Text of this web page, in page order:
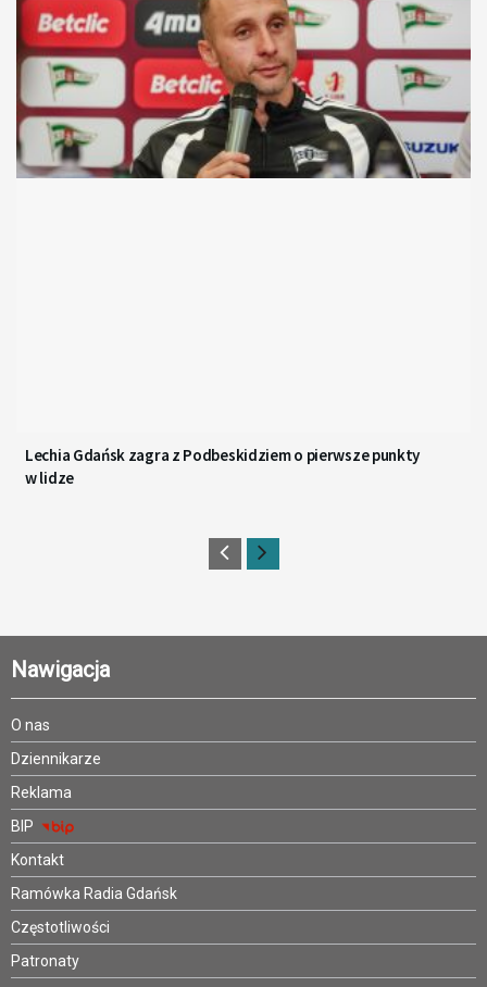
Lechia Gdańsk zagra z Podbeskidziem o pierwsze punkty
w lidze
Nawigacja
O nas
Dziennikarze
Reklama
BIP
Kontakt
Ramówka Radia Gdańsk
Częstotliwości
Patronaty